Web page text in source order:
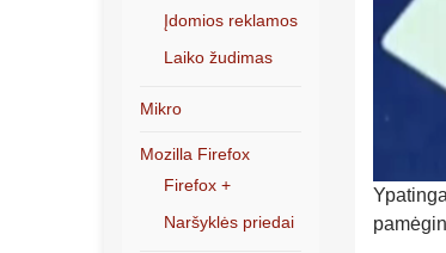
Įdomios reklamos
Laiko žudimas
Mikro
Mozilla Firefox
Firefox +
Naršyklės priedai